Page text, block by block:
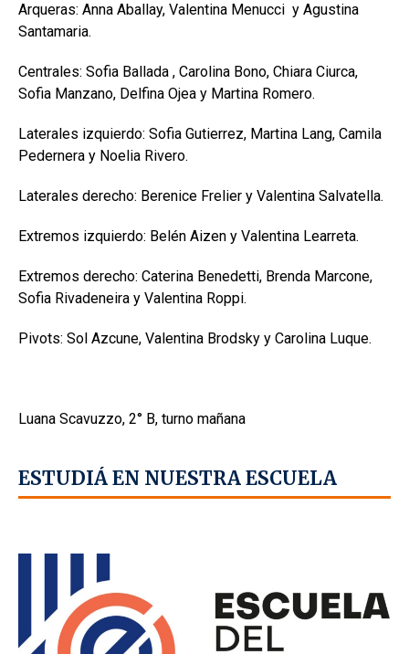
Arqueras: Anna Aballay, Valentina Menucci y Agustina
Santamaria.
Centrales: Sofia Ballada , Carolina Bono, Chiara Ciurca,
Sofia Manzano, Delfina Ojea y Martina Romero.
Laterales izquierdo: Sofia Gutierrez, Martina Lang, Camila
Pedernera y Noelia Rivero.
Laterales derecho: Berenice Frelier y Valentina Salvatella.
Extremos izquierdo: Belén Aizen y Valentina Learreta.
Extremos derecho: Caterina Benedetti, Brenda Marcone,
Sofia Rivadeneira y Valentina Roppi.
Pivots: Sol Azcune, Valentina Brodsky y Carolina Luque.
Luana Scavuzzo, 2° B, turno mañana
ESTUDIÁ EN NUESTRA ESCUELA